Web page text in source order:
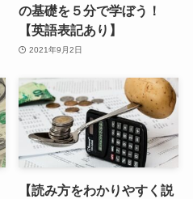
の基礎を５分で学ぼう！
【英語表記あり】
2021年9月2日
【読み方をわかりやすく説